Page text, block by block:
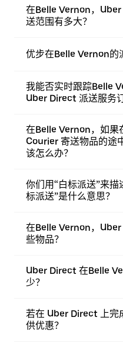
在Belle Vernon，
送范围有多大？
优步在Belle Vernon的
我能否实时跟踪Belle
Uber Direct 派送服务
在Belle Vernon，如
Courier 寄送物品的途
该怎么办？
你们用“白标派送”来
标派送”是什么意思？
在Belle Vernon，
些物品？
Uber Direct 在Belle
少？
若在 Uber Direct 上完
供优惠？